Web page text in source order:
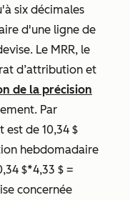
six décimales
d'une ligne de
Le MRR, le
d’attribution et
de la précision
Par
de 10,34 $
hebdomadaire
$*4,33 $ =
concernée